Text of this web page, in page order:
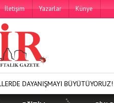
İletişim Yazarlar Künye
BÜYÜTÜYORUZ! 250